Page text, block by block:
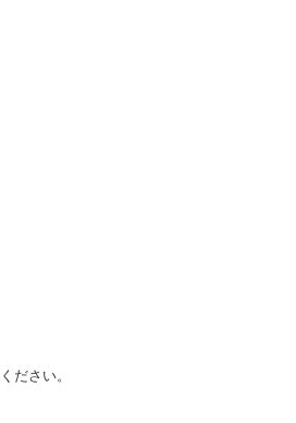
ださい。